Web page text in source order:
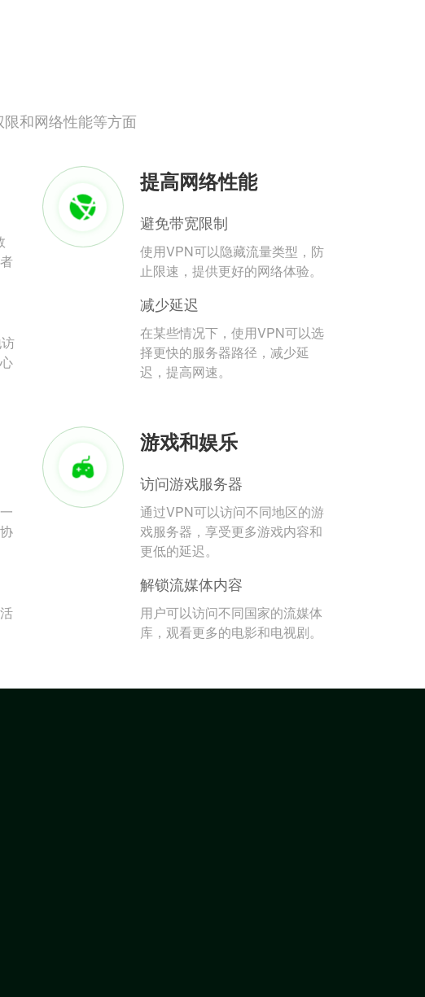
和网络性能等方面
提高网络性能
避免带宽限制
使用VPN可以隐藏流量类型，防
止限速，提供更好的网络体验。
减少延迟
在某些情况下，使用VPN可以选
择更快的服务器路径，减少延
迟，提高网速。
游戏和娱乐
访问游戏服务器
通过VPN可以访问不同地区的游
戏服务器，享受更多游戏内容和
更低的延迟。
解锁流媒体内容
用户可以访问不同国家的流媒体
库，观看更多的电影和电视剧。